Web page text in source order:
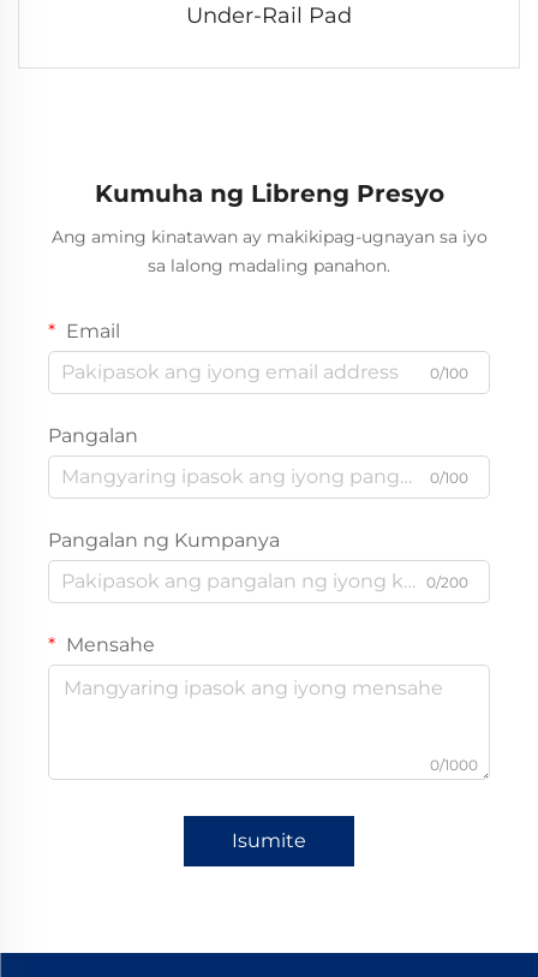
Under-Rail Pad
Kumuha ng Libreng Presyo
Ang aming kinatawan ay makikipag-ugnayan sa iyo
sa lalong madaling panahon.
Email
0/100
Pangalan
0/100
Pangalan ng Kumpanya
0/200
Mensahe
0/1000
Isumite